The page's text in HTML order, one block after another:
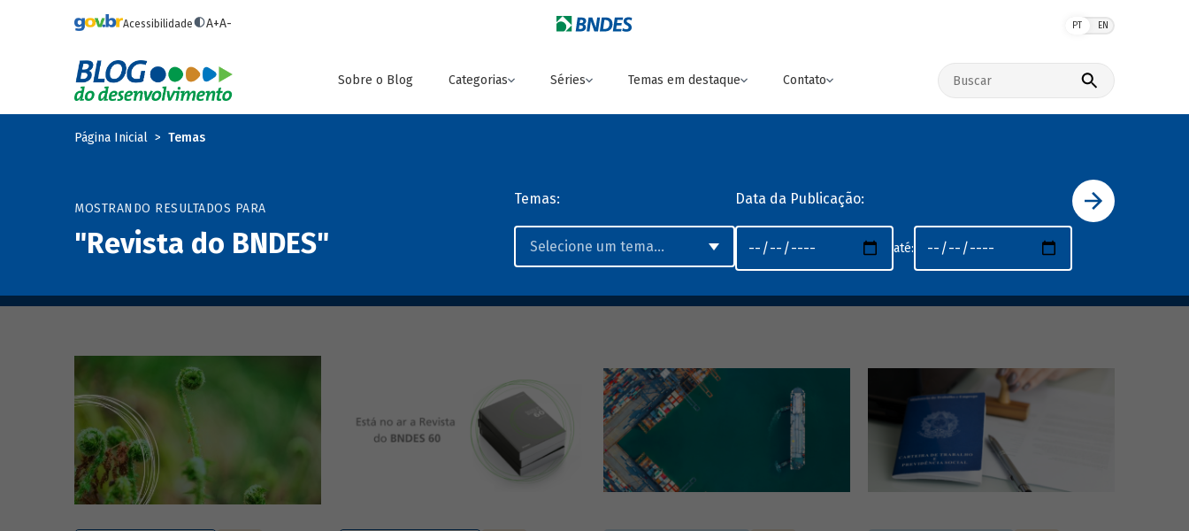
Acessibilidade A+A- PT EN
Sobre o Blog Categorias Séries Temas em destaque Contato
Buscar no site
Página Inicial Temas
MOSTRANDO RESULTADOS PARA
"Revista do BNDES"
Temas: Data da Publicação:
até: